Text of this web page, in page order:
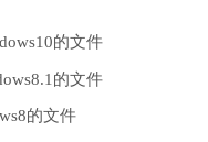
的文件
的文件
的文件